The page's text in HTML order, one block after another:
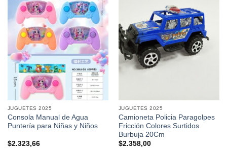
Añadir a
favoritos
JUGUETES 2025
Consola Manual de Agua
Puntería para Niñas y Niños
$2.323,66
Añadir a
favoritos
JUGUETES 2025
Camioneta Policia Paragolpes
Fricción Colores Surtidos
Burbuja 20Cm
$2.358,00